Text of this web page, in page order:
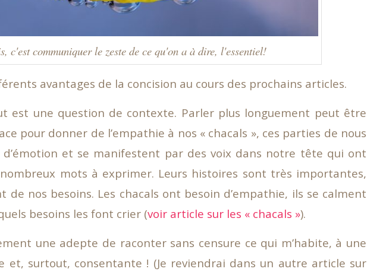
c'est communiquer le zeste de ce qu'on a à dire, l'essentiel!
avantages de la concision au cours des prochains articles.
est une question de contexte. Parler plus longuement peut être
pour donner de l’empathie à nos « chacals », ces parties de nous
d’émotion et se manifestent par des voix dans notre tête qui ont
mots à exprimer. Leurs histoires sont très importantes,
de nos besoins. Les chacals ont besoin d’empathie, ils se calment
besoins les font crier (voir article sur les « chacals »).
une adepte de raconter sans censure ce qui m’habite, à une
et, surtout, consentante ! (Je reviendrai dans un autre article sur